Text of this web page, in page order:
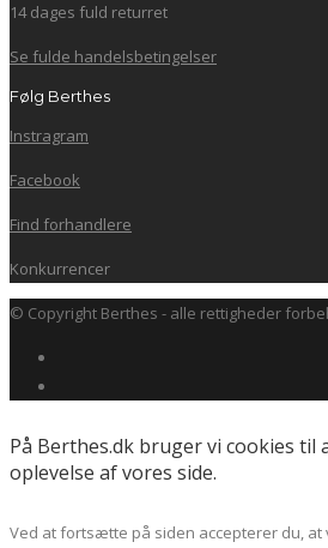
14 dages fuld returret
Se fulde handelsbetingelser
Følg Berthes
Instragram
Facebook
Find forhandlere
Konkurrencer
© Copyright Berthes - alle rettigheder
På Berthes.dk bruger vi cookies til
oplevelse af vores side.
Ved at fortsætte på siden accepterer du, at